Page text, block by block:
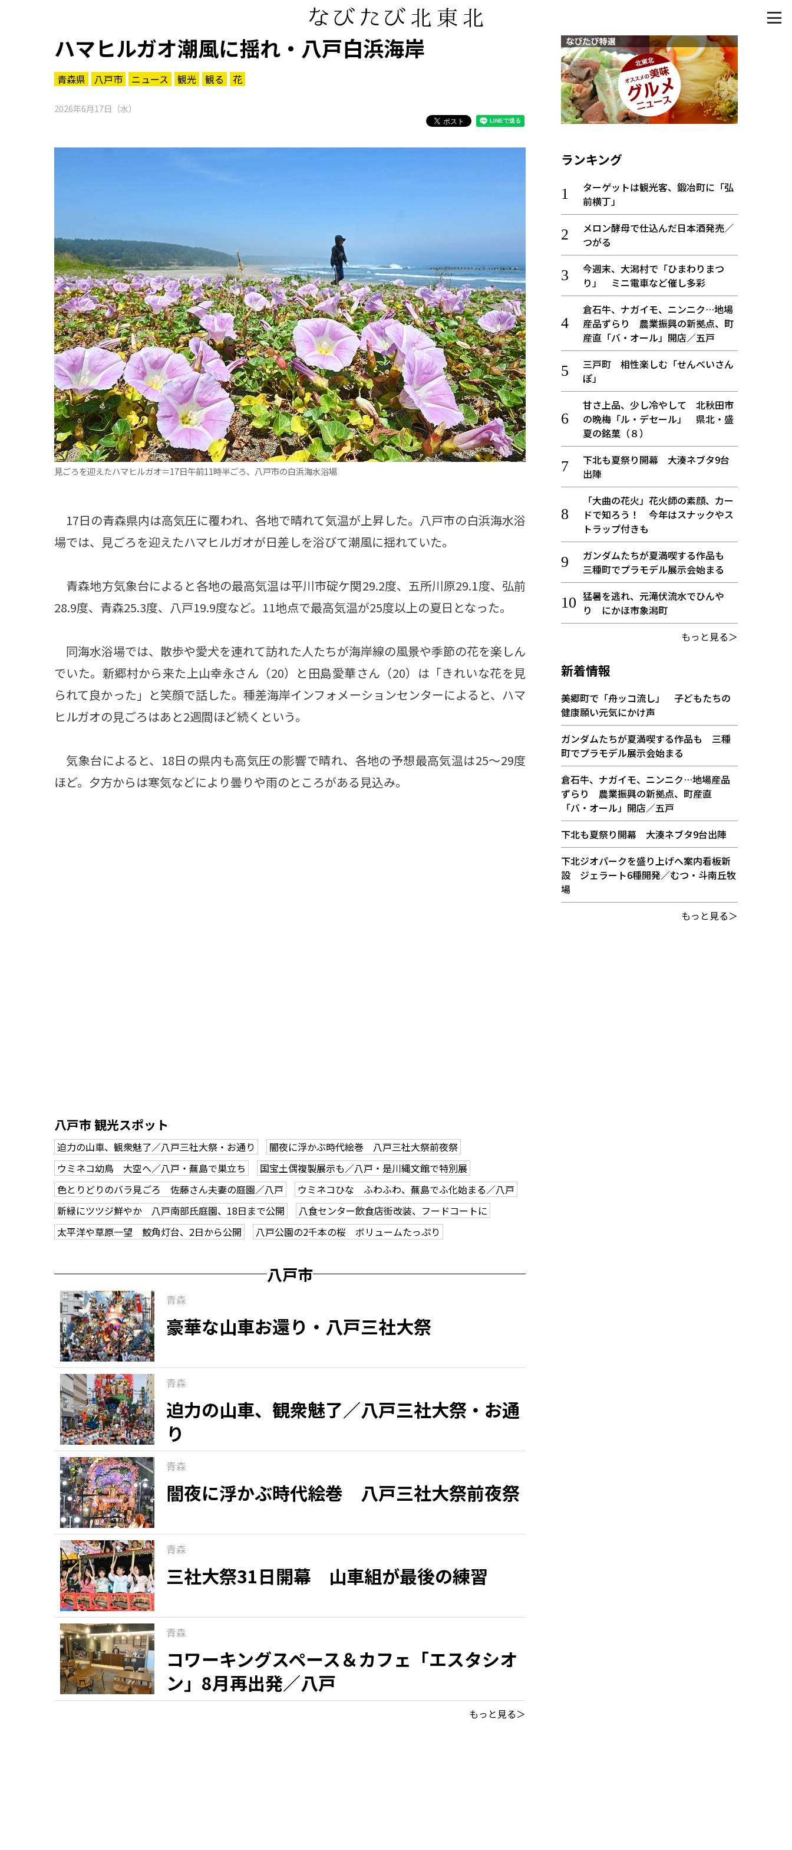
ハマヒルガオ潮風に揺れ・八戸白浜海岸
青森県 八戸市 ニュース 観光 観る 花
2026年6月17日（水）
見ごろを迎えたハマヒルガオ＝17日午前11時半ごろ、八戸市の白浜海水浴場
17日の青森県内は高気圧に覆われ、各地で晴れて気温が上昇した。八戸市の白浜海水浴
場では、見ごろを迎えたハマヒルガオが日差しを浴びて潮風に揺れていた。
青森地方気象台によると各地の最高気温は平川市碇ケ関29.2度、五所川原29.1度、弘前
28.9度、青森25.3度、八戸19.9度など。11地点で最高気温が25度以上の夏日となった。
同海水浴場では、散歩や愛犬を連れて訪れた人たちが海岸線の風景や季節の花を楽しん
でいた。新郷村から来た上山幸永さん（20）と田島愛華さん（20）は「きれいな花を見
られて良かった」と笑顔で話した。種差海岸インフォメーションセンターによると、ハマ
ヒルガオの見ごろはあと2週間ほど続くという。
気象台によると、18日の県内も高気圧の影響で晴れ、各地の予想最高気温は25～29度
ほど。夕方からは寒気などにより曇りや雨のところがある見込み。
八戸市 観光スポット
迫力の山車、観衆魅了／八戸三社大祭・お通り
闇夜に浮かぶ時代絵巻 八戸三社大祭前夜祭
ウミネコ幼鳥 大空へ／八戸・蕪島で巣立ち
国宝土偶複製展示も／八戸・是川縄文館で特別展
色とりどりのバラ見ごろ 佐藤さん夫妻の庭園／八戸
ウミネコひな ふわふわ、蕪島でふ化始まる／八戸
新緑にツツジ鮮やか 八戸南部氏庭園、18日まで公開
八食センター飲食店街改装、フードコートに
太平洋や草原一望 鮫角灯台、2日から公開
八戸公園の2千本の桜 ボリュームたっぷり
八戸市
青森
豪華な山車お還り・八戸三社大祭
青森
迫力の山車、観衆魅了／八戸三社大祭・お通
り
青森
闇夜に浮かぶ時代絵巻 八戸三社大祭前夜祭
青森
三社大祭31日開幕 山車組が最後の練習
青森
コワーキングスペース＆カフェ「エスタシオ
ン」8月再出発／八戸
もっと見る＞
ランキング
ターゲットは観光客、鍛冶町に「弘
前横丁」
メロン酵母で仕込んだ日本酒発売／
つがる
今週末、大潟村で「ひまわりまつ
り」 ミニ電車など催し多彩
倉石牛、ナガイモ、ニンニク…地場
産品ずらり 農業振興の新拠点、町
産直「バ・オール」開店／五戸
三戸町 相性楽しむ「せんべいさん
ぽ」
甘さ上品、少し冷やして 北秋田市
の晩梅「ル・デセール」 県北・盛
夏の銘菓（８）
下北も夏祭り開幕 大湊ネブタ9台
出陣
「大曲の花火」花火師の素顔、カー
ドで知ろう！ 今年はスナックやス
トラップ付きも
ガンダムたちが夏満喫する作品も
三種町でプラモデル展示会始まる
猛暑を逃れ、元滝伏流水でひんや
り にかほ市象潟町
もっと見る＞
新着情報
美郷町で「舟ッコ流し」 子どもたちの
健康願い元気にかけ声
ガンダムたちが夏満喫する作品も 三種
町でプラモデル展示会始まる
倉石牛、ナガイモ、ニンニク…地場産品
ずらり 農業振興の新拠点、町産直
「バ・オール」開店／五戸
下北も夏祭り開幕 大湊ネブタ9台出陣
下北ジオパークを盛り上げへ案内看板新
設 ジェラート6種開発／むつ・斗南丘牧
場
もっと見る＞
パワースポット
まつり・イベント
おみやげ・特産
道の駅・産直
アウトドア・レジャー
ご当地グルメ